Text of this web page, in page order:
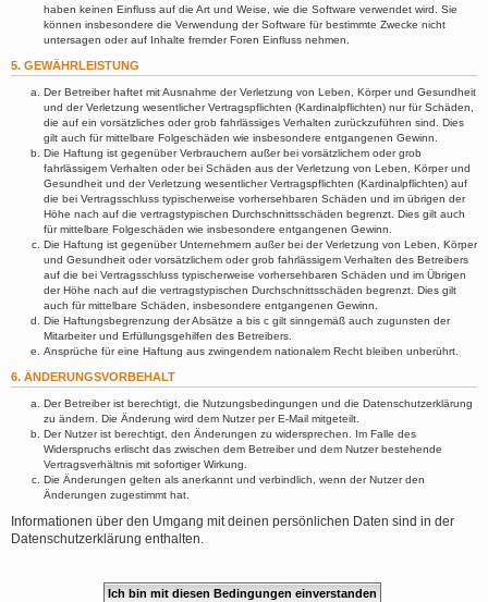
haben keinen Einfluss auf die Art und Weise, wie die Software verwendet wird. Sie
können insbesondere die Verwendung der Software für bestimmte Zwecke nicht
untersagen oder auf Inhalte fremder Foren Einfluss nehmen.
5. GEWÄHRLEISTUNG
Der Betreiber haftet mit Ausnahme der Verletzung von Leben, Körper und Gesundheit
und der Verletzung wesentlicher Vertragspflichten (Kardinalpflichten) nur für Schäden,
die auf ein vorsätzliches oder grob fahrlässiges Verhalten zurückzuführen sind. Dies
gilt auch für mittelbare Folgeschäden wie insbesondere entgangenen Gewinn.
Die Haftung ist gegenüber Verbrauchern außer bei vorsätzlichem oder grob
fahrlässigem Verhalten oder bei Schäden aus der Verletzung von Leben, Körper und
Gesundheit und der Verletzung wesentlicher Vertragspflichten (Kardinalpflichten) auf
die bei Vertragsschluss typischerweise vorhersehbaren Schäden und im übrigen der
Höhe nach auf die vertragstypischen Durchschnittsschäden begrenzt. Dies gilt auch
für mittelbare Folgeschäden wie insbesondere entgangenen Gewinn.
Die Haftung ist gegenüber Unternehmern außer bei der Verletzung von Leben, Körper
und Gesundheit oder vorsätzlichem oder grob fahrlässigem Verhalten des Betreibers
auf die bei Vertragsschluss typischerweise vorhersehbaren Schäden und im Übrigen
der Höhe nach auf die vertragstypischen Durchschnittsschäden begrenzt. Dies gilt
auch für mittelbare Schäden, insbesondere entgangenen Gewinn.
Die Haftungsbegrenzung der Absätze a bis c gilt sinngemäß auch zugunsten der
Mitarbeiter und Erfüllungsgehilfen des Betreibers.
Ansprüche für eine Haftung aus zwingendem nationalem Recht bleiben unberührt.
6. ÄNDERUNGSVORBEHALT
Der Betreiber ist berechtigt, die Nutzungsbedingungen und die Datenschutzerklärung
zu ändern. Die Änderung wird dem Nutzer per E-Mail mitgeteilt.
Der Nutzer ist berechtigt, den Änderungen zu widersprechen. Im Falle des
Widerspruchs erlischt das zwischen dem Betreiber und dem Nutzer bestehende
Vertragsverhältnis mit sofortiger Wirkung.
Die Änderungen gelten als anerkannt und verbindlich, wenn der Nutzer den
Änderungen zugestimmt hat.
Informationen über den Umgang mit deinen persönlichen Daten sind in der
Datenschutzerklärung enthalten.